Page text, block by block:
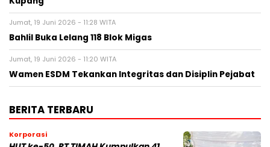
Jumat, 19 Juni 2026 - 11:28 WITA
Bahlil Buka Lelang 118 Blok Migas
Jumat, 19 Juni 2026 - 11:20 WITA
Wamen ESDM Tekankan Integritas dan Disiplin Pejabat
BERITA TERBARU
Korporasi